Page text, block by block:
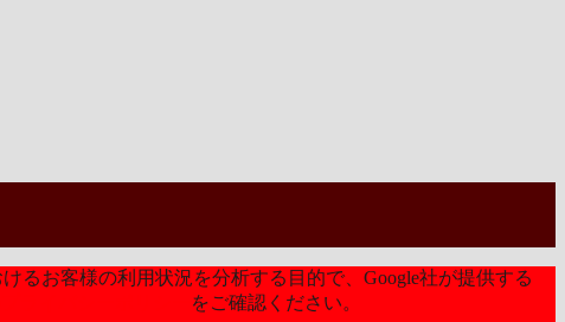
るお客様の利用状況を分析する目的で、Google社が提供する
をご確認ください。